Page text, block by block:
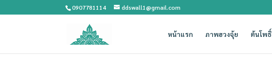
0907781114 ddswall1@gmail.com
หน้าแรก ภาพฮวงจุ้ย ต้นโพธิ์